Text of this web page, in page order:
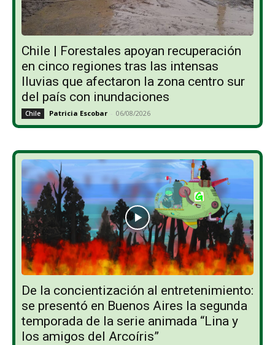
Chile | Forestales apoyan recuperación
en cinco regiones tras las intensas
lluvias que afectaron la zona centro sur
del país con inundaciones
Chile Patricia Escobar - 06/08/2026
De la concientización al entretenimiento:
se presentó en Buenos Aires la segunda
temporada de la serie animada “Lina y
los amigos del Arcoíris”